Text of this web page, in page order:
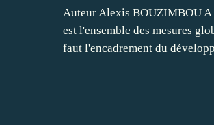
Auteur Alexis BOUZIMBOU A
est l'ensemble des mesures
faut l'encadrement du